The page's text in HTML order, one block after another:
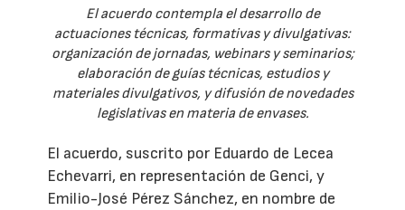
El acuerdo contempla el desarrollo de
actuaciones técnicas, formativas y divulgativas:
organización de jornadas, webinars y seminarios;
elaboración de guías técnicas, estudios y
materiales divulgativos, y difusión de novedades
legislativas en materia de envases.
El acuerdo, suscrito por Eduardo de Lecea
Echevarri, en representación de Genci, y
Emilio-José Pérez Sánchez, en nombre de